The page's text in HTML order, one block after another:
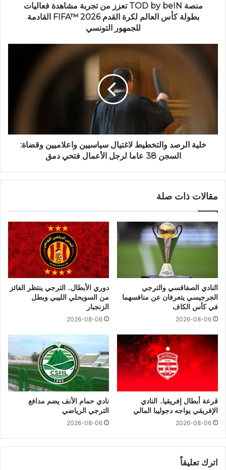
منصة TOD by beIN تعزز من تجربة مشاهدة فعاليات
بطولة كأس العالم لكرة القدم FIFA™ 2026 القادمة
للجمهور التونسي
خلية الرصد والتخطيط لاغتيال سياسيين واعلاميين وقضاة:
السجن 38 عاما لرجل الأعمال فتحي دمق
مقالات ذات صلة
النادي الصفاقسي والترجي
الجرجيسي يتعرفان عن منافسهما
في كأس الكاف
2026-08-06
دوري الأبطال.. الترجي ينتظر الفائز
من السويحلي الليبي وبطل
الزنجبار
2026-08-06
قرعة أبطال إفريقيا.. النادي
الإفريقي يواجه دجوليبا المالي
2026-08-06
نادي حمام الأنف يضم مدافع
الترجي الرياضي
2026-08-06
اترك تعليقاً